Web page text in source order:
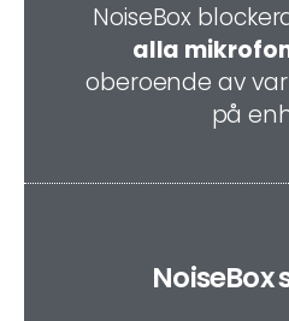
NoiseBox
alla
oberoende av
på
NoiseBox